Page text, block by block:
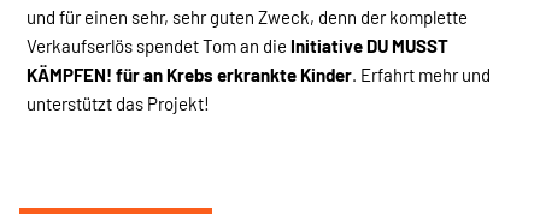
und für einen sehr, sehr guten Zweck, denn der komplette
Verkaufserlös spendet Tom an die Initiative DU MUSST
KÄMPFEN! für an Krebs erkrankte Kinder . Erfahrt mehr und
unterstützt das Projekt!